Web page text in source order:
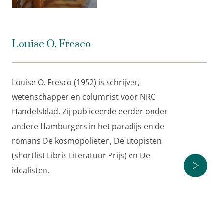
Wetenschap is het verhaal van mensen getekend
maar altijd weer vanuit het verlangen om de wereld
te begrijpen. Via Rumphius en Eijkman brengt Louise
vroeger en nu.
Louise O. Fresco (1952) is schrijver, wetenschapper
en columnist voorNRC . Haar recentste boeken zijn
de historische romanDe plantenjager uit Leningrad
en
Ons voedsel
OverHamburgers in het paradijs
Louise O. Fresco
Louise O. Fresco (1952) is schrijver,
wetenschapper en columnist voor NRC
Handelsblad. Zij publiceerde eerder onder
andere Hamburgers in het paradijs en de
romans De kosmopolieten, De utopisten
(shortlist Libris Literatuur Prijs) en De
idealisten.
>